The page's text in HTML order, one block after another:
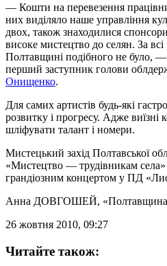
— Кошти на перевезення
них виділяло наше управління
двох, також знаходилися
високе мистецтво до селян. За
Полтавщині подібного не було,
перший заступник голови
Онищенко.
Для самих артистів будь-які
розвитку і прогресу. Адже
шліфувати талант і номери.
Мистецький захід Полтавської
«Мистецтво — трудівникам села»
грандіозним концертом у ПД
Анна ДОВГОШЕЙ,
26 жовтня 2010, 09:27
Читайте також: